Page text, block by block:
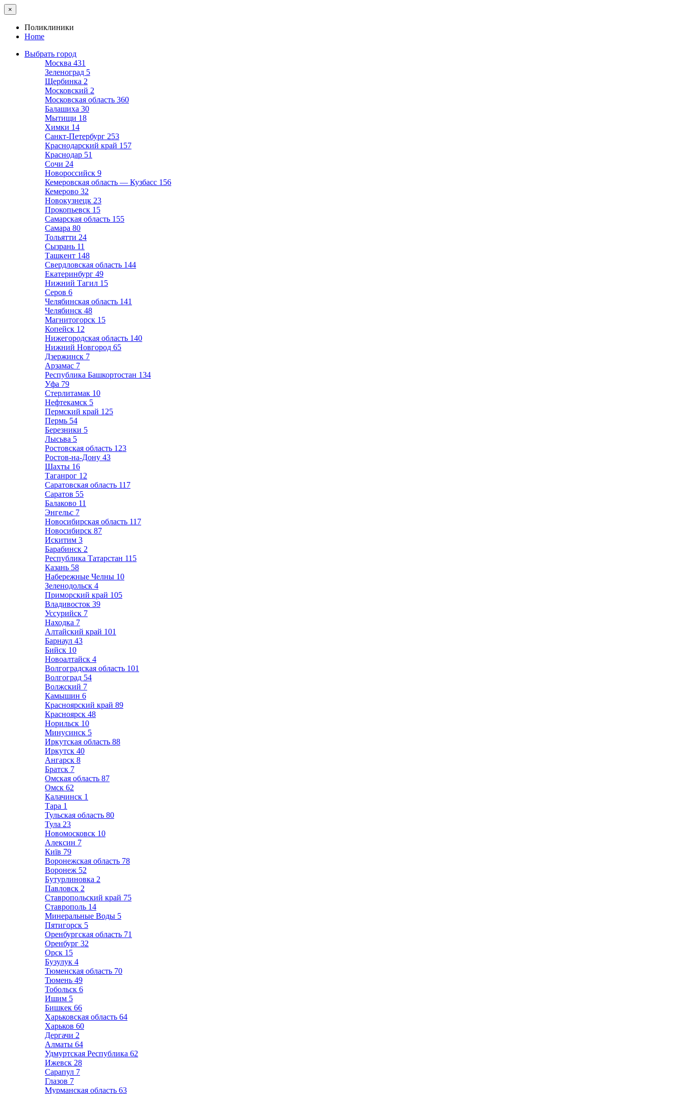
×
Поликлиники
Home
Выбрать город
Москва 431
Зеленоград 5
Щербинка 2
Московский 2
Московская область 360
Балашиха 30
Мытищи 18
Химки 14
Санкт-Петербург 253
Краснодарский край 157
Краснодар 51
Сочи 24
Новороссийск 9
Кемеровская область — Кузбасс 156
Кемерово 32
Новокузнецк 23
Прокопьевск 15
Самарская область 155
Самара 80
Тольятти 24
Сызрань 11
Ташкент 148
Свердловская область 144
Екатеринбург 49
Нижний Тагил 15
Серов 6
Челябинская область 141
Челябинск 48
Магнитогорск 15
Копейск 12
Нижегородская область 140
Нижний Новгород 65
Дзержинск 7
Арзамас 7
Республика Башкортостан 134
Уфа 79
Стерлитамак 10
Нефтекамск 5
Пермский край 125
Пермь 54
Березники 5
Лысьва 5
Ростовская область 123
Ростов-на-Дону 43
Шахты 16
Таганрог 12
Саратовская область 117
Саратов 55
Балаково 11
Энгельс 7
Новосибирская область 117
Новосибирск 87
Искитим 3
Барабинск 2
Республика Татарстан 115
Казань 58
Набережные Челны 10
Зеленодольск 4
Приморский край 105
Владивосток 39
Уссурийск 7
Находка 7
Алтайский край 101
Барнаул 43
Бийск 10
Новоалтайск 4
Волгоградская область 101
Волгоград 54
Волжский 7
Камышин 6
Красноярский край 89
Красноярск 48
Норильск 10
Минусинск 5
Иркутская область 88
Иркутск 40
Ангарск 8
Братск 7
Омская область 87
Омск 62
Калачинск 1
Тара 1
Тульская область 80
Тула 23
Новомосковск 10
Алексин 7
Київ 79
Воронежская область 78
Воронеж 52
Бутурлиновка 2
Павловск 2
Ставропольский край 75
Ставрополь 14
Минеральные Воды 5
Пятигорск 5
Оренбургская область 71
Оренбург 32
Орск 15
Бузулук 4
Тюменская область 70
Тюмень 49
Тобольск 6
Ишим 5
Бишкек 66
Харьковская область 64
Харьков 60
Дергачи 2
Алматы 64
Удмуртская Республика 62
Ижевск 28
Сарапул 7
Глазов 7
Мурманская область 63